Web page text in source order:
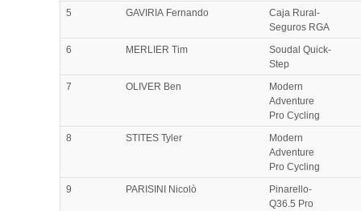
5
GAVIRIA Fernando
Caja Rural-
Seguros RGA
6
MERLIER Tim
Soudal Quick-
Step
7
OLIVER Ben
Modern
Adventure
Pro Cycling
8
STITES Tyler
Modern
Adventure
Pro Cycling
9
PARISINI Nicolò
Pinarello-
Q36.5 Pro